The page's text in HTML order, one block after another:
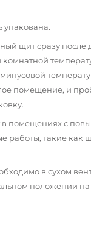
упакована.
щит сразу после
помещение, и
помещениях с
работы, такие как
в сухом
положении